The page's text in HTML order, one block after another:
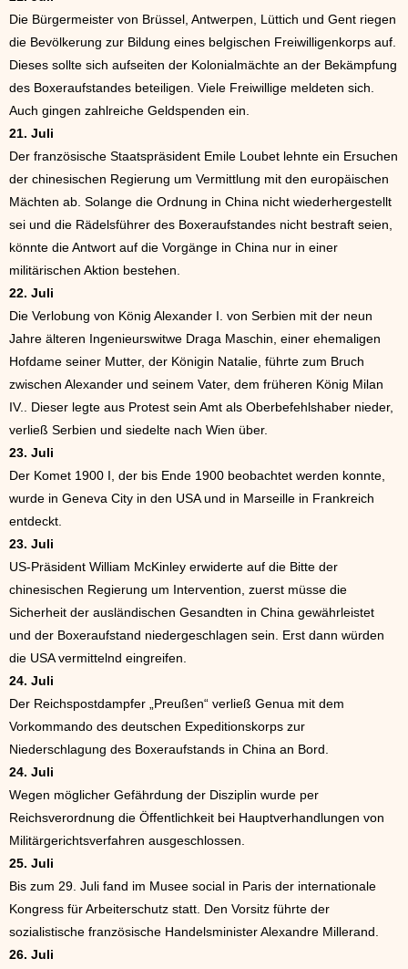
Die Bürgermeister von Brüssel, Antwerpen, Lüttich und Gent riegen
die Bevölkerung zur Bildung eines belgischen Freiwilligenkorps auf.
Dieses sollte sich aufseiten der Kolonialmächte an der Bekämpfung
des Boxeraufstandes beteiligen. Viele Freiwillige meldeten sich.
Auch gingen zahlreiche Geldspenden ein.
21. Juli
Der französische Staatspräsident Emile Loubet lehnte ein Ersuchen
der chinesischen Regierung um Vermittlung mit den europäischen
Mächten ab. Solange die Ordnung in China nicht wiederhergestellt
sei und die Rädelsführer des Boxeraufstandes nicht bestraft seien,
könnte die Antwort auf die Vorgänge in China nur in einer
militärischen Aktion bestehen.
22. Juli
Die Verlobung von König Alexander I. von Serbien mit der neun
Jahre älteren Ingenieurswitwe Draga Maschin, einer ehemaligen
Hofdame seiner Mutter, der Königin Natalie, führte zum Bruch
zwischen Alexander und seinem Vater, dem früheren König Milan
IV.. Dieser legte aus Protest sein Amt als Oberbefehlshaber nieder,
verließ Serbien und siedelte nach Wien über.
23. Juli
Der Komet 1900 I, der bis Ende 1900 beobachtet werden konnte,
wurde in Geneva City in den USA und in Marseille in Frankreich
entdeckt.
23. Juli
US-Präsident William McKinley erwiderte auf die Bitte der
chinesischen Regierung um Intervention, zuerst müsse die
Sicherheit der ausländischen Gesandten in China gewährleistet
und der Boxeraufstand niedergeschlagen sein. Erst dann würden
die USA vermittelnd eingreifen.
24. Juli
Der Reichspostdampfer „Preußen“ verließ Genua mit dem
Vorkommando des deutschen Expeditionskorps zur
Niederschlagung des Boxeraufstands in China an Bord.
24. Juli
Wegen möglicher Gefährdung der Disziplin wurde per
Reichsverordnung die Öffentlichkeit bei Hauptverhandlungen von
Militärgerichtsverfahren ausgeschlossen.
25. Juli
Bis zum 29. Juli fand im Musee social in Paris der internationale
Kongress für Arbeiterschutz statt. Den Vorsitz führte der
sozialistische französische Handelsminister Alexandre Millerand.
26. Juli